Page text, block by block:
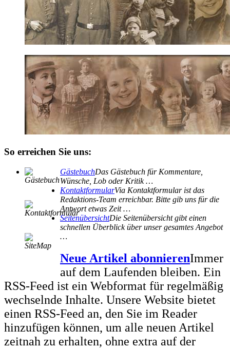
So erreichen Sie uns:
GästebuchDas Gästebuch für Kommentare,
Wünsche, Lob oder Kritik …
KontaktformularVia Kontaktformular ist das
Redaktions-Team erreichbar. Bitte gib uns für die
Antwort etwas Zeit …
SeitenübersichtDie Seitenübersicht gibt einen
schnellen Überblick über unser gesamtes Angebot
…
Neue Artikel abonnierenImmer
auf dem Laufenden bleiben. Ein
RSS-Feed ist ein Webformat für regelmäßig
wechselnde Inhalte. Unsere Website bietet
einen RSS-Feed an, den Sie im Reader
hinzufügen können, um alle neuen Artikel
zeitnah zu erhalten, ohne extra auf der